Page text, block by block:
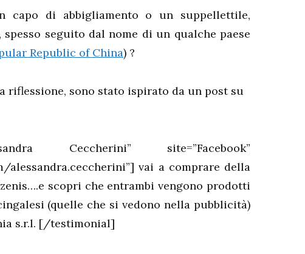
capo di abbigliamento o un suppellettile,
spesso seguito dal nome di un qualche paese
Republic of China) ?
riflessione, sono stato ispirato da un post su
Ceccherini” site=”Facebook”
alessandra.ceccherini”] vai a comprare della
scopri che entrambi vengono prodotti
(quelle che si vedono nella pubblicità)
s.r.l. [/testimonial]